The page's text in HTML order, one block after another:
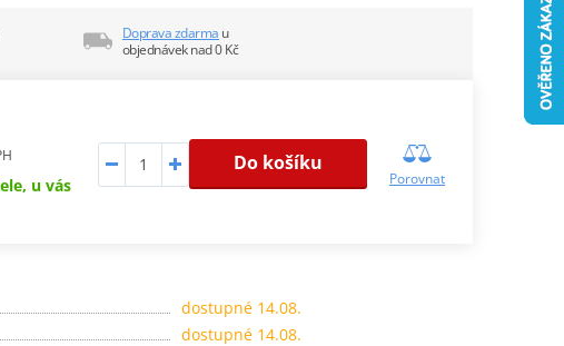
Doprava zdarma u
objednávek nad 0 Kč
u vás
Do košíku
Porovnat
dostupné 14.08.
dostupné 14.08.